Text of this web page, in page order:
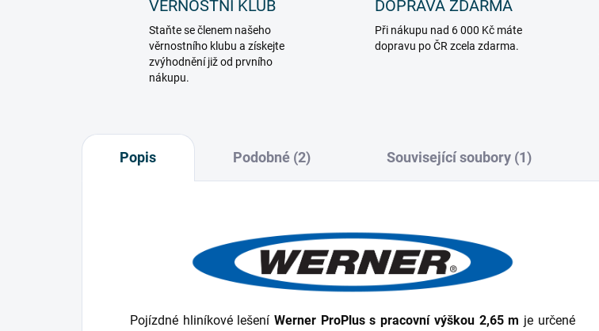
VĚŘNOSTNÍ KLUB
Staňte se členem našeho
věrnostního klubu a získejte
zvýhodnění již od prvního
nákupu.
DOPRAVA ZDARMA
Při nákupu nad 6 000 Kč máte
dopravu po ČR zcela zdarma.
Popis Podobné (2) Související soubory (1)
Pojízdné hliníkové lešeníWerner ProPlus s pracovní výškou 2,65 m je určené